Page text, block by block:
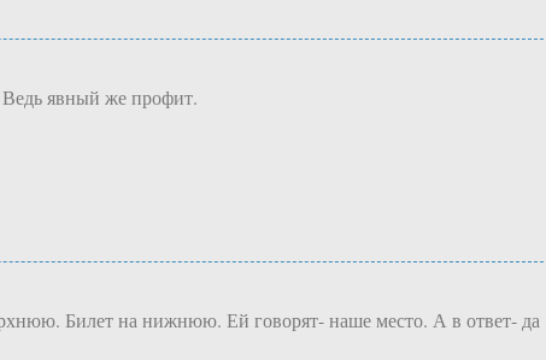
явный же профит.
Билет на нижнюю. Ей говорят- наше место. А в ответ- да